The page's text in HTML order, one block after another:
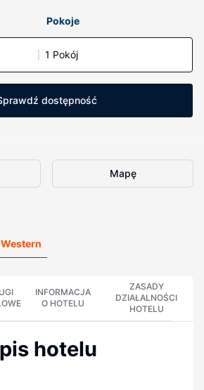
Pokoje
1 Pokój
dostępność
Mapę
INFORMACJA
O HOTELU
ZASADY
DZIAŁALNOŚCI
HOTELU
hotelu